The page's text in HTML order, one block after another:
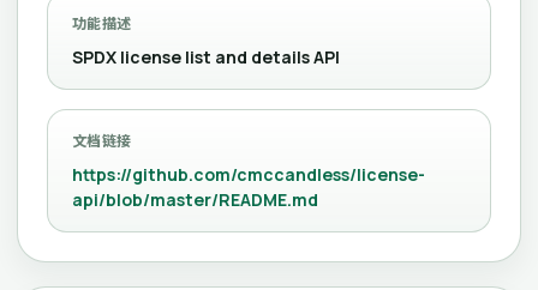
功能描述
SPDX license list and details API
文档链接
https://github.com/cmccandless/license-
api/blob/master/README.md